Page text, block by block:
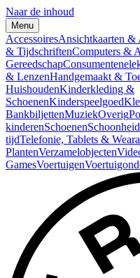
Naar de inhoud
Menu
AccessoiresAnsichtkaarten &
& TijdschriftenComputers &
Gereedschap
& LenzenHandgemaakt &
HuishoudenKinderkleding &
SchoenenKinderspeelgoed
BankbiljettenMuziekOverig
kinderenSchoenenSchoonheid
tijdTelefonie, Tablets &
PlantenVerzamelobjecten
GamesVoertuigen